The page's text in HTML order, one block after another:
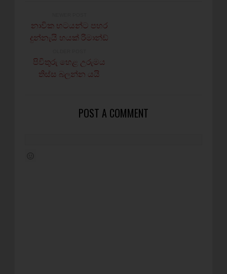
නාවික භටයන්ට පහර
දුන්නැයි හයක් රිමාන්ඩ්
පිවිතුරු හෙළ උරුමය
තිස්ස බලන්න යයි
POST A COMMENT